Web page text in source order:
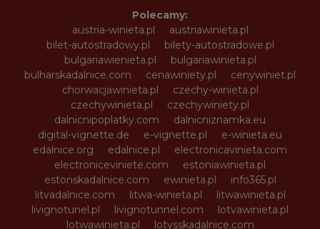
Polecamy:
austria-winieta.pl
austriawinieta.pl
bilet-autostradowy.pl
bilety-autostradowe.pl
bulgariawienieta.pl
bulgariawinieta.pl
bulharskadalnice.com
cenawiniety.pl
cenywiniet.pl
chorwacjawinieta.pl
czechy-winieta.pl
czechywinieta.pl
czechywiniety.pl
dalnicnipoplatky.com
dalnicniznamka.eu
digital-vignette.de
e-vignette.pl
e-winieta.eu
edalnice.org
edalnice.pl
electronicavinieta.com
electroniceviniete.com
estoniawinieta.pl
estonskadalnice.com
ewinieta.pl
info365.pl
litvadalnice.com
litwa-winieta.pl
litwawinieta.pl
livignotunel.pl
livignotunnel.com
lotvawinieta.pl
lotwawinieta.pl
lotysskadalnice.com